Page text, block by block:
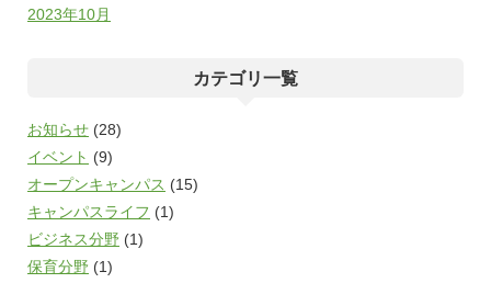
2023年10月
カテゴリ一覧
お知らせ (28)
イベント (9)
オープンキャンパス (15)
キャンパスライフ (1)
ビジネス分野 (1)
保育分野 (1)